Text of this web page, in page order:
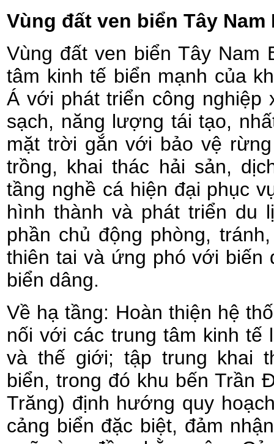
Vùng đất ven biển Tây Nam
Vùng đất ven biển Tây Nam
tâm kinh tế biển mạnh của
Á với phát triển công nghiệp
sạch, năng lượng tái tạo,
mặt trời gắn với bảo vệ
trồng, khai thác hải sản,
tầng nghề cá hiện đại phục
hình thành và phát triển du
phần chủ động phòng,
thiên tai và ứng phó với biến
biển dâng.
Về hạ tầng: Hoàn thiện hệ
nối với các trung tâm kinh tế
và thế giới; tập trung khai
biển, trong đó khu bến Trần
Trăng) định hướng quy
cảng biển đặc biệt, đảm